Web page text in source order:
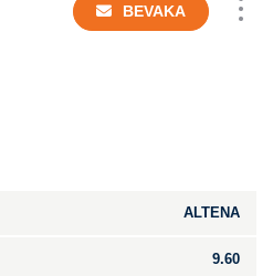
BEVAKA
ALTENA
9.60